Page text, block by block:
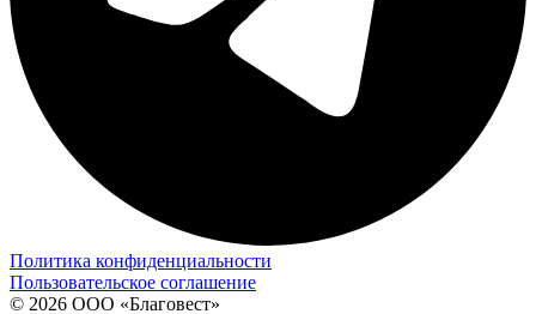
Политика конфиденциальности
Пользовательское соглашение
© 2026 ООО «Благовест»